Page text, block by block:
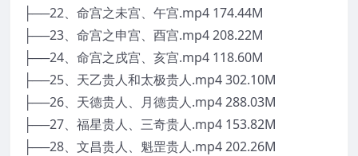
├──22、命宫之未宫、午宫.mp4 174.44M
├──23、命宫之申宫、酉宫.mp4 208.22M
├──24、命宫之戌宫、亥宫.mp4 118.60M
├──25、天乙贵人和太极贵人.mp4 302.10M
├──26、天德贵人、月德贵人.mp4 288.03M
├──27、福星贵人、三奇贵人.mp4 153.82M
├──28、文昌贵人、魁罡贵人.mp4 202.26M